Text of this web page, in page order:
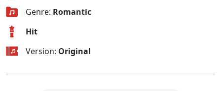
Genre: Romantic
Hit
Version: Original